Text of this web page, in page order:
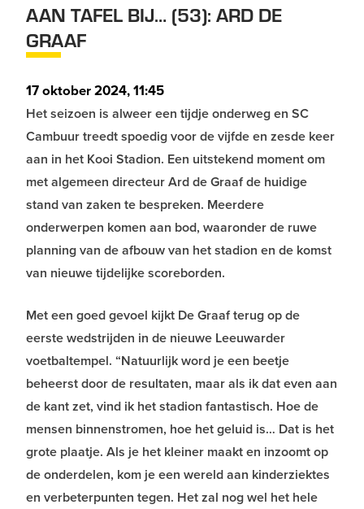
AAN TAFEL BIJ… (53): ARD DE
GRAAF
17 oktober 2024, 11:45
Het seizoen is alweer een tijdje onderweg en SC
Cambuur treedt spoedig voor de vijfde en zesde keer
aan in het Kooi Stadion. Een uitstekend moment om
met algemeen directeur Ard de Graaf de huidige
stand van zaken te bespreken. Meerdere
onderwerpen komen aan bod, waaronder de ruwe
planning van de afbouw van het stadion en de komst
van nieuwe tijdelijke scoreborden.
Met een goed gevoel kijkt De Graaf terug op de
eerste wedstrijden in de nieuwe Leeuwarder
voetbaltempel. “Natuurlijk word je een beetje
beheerst door de resultaten, maar als ik dat even aan
de kant zet, vind ik het stadion fantastisch. Hoe de
mensen binnenstromen, hoe het geluid is… Dat is het
grote plaatje. Als je het kleiner maakt en inzoomt op
de onderdelen, kom je een wereld aan kinderziektes
en verbeterpunten tegen. Het zal nog wel het hele